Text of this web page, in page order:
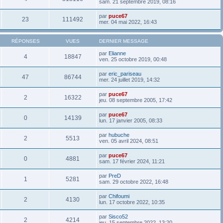
sam. 21 septembre 2019, 08:16
23 111492 par puce67
mer. 04 mai 2022, 16:43
RÉPONSES VUES DERNIER MESSAGE
4 18847 par Elianne
ven. 25 octobre 2019, 00:48
47 86744 par eric_pariseau
mer. 24 juillet 2019, 14:32
2 16322 par puce67
jeu. 08 septembre 2005, 17:42
0 14139 par puce67
lun. 17 janvier 2005, 08:33
2 5513 par hubuche
ven. 05 avril 2024, 08:51
0 4881 par puce67
sam. 17 février 2024, 11:21
1 5281 par PreD
sam. 29 octobre 2022, 16:48
2 4130 par Chifoumi
lun. 17 octobre 2022, 10:35
2 4214 par Sisco52